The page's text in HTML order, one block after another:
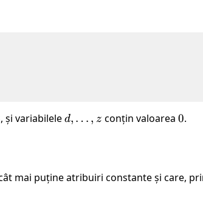
, și variabileled,
d, … , z conțin valoarea 0
0.
mai puține atribuiri constante și care,